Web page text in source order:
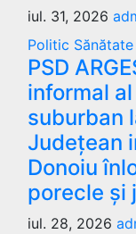
iul. 31, 2026
Politic Sănătate
PSD
informal
suburban
Județean
Donoiu
porecle și
iul. 28, 2026